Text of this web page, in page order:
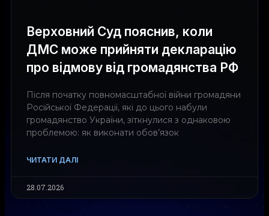
Верховний Суд пояснив, коли
ДМС може прийняти декларацію
про відмову від громадянства РФ
Після початку повномасштабної війни громадяни
Російської Федерації, які до цього набули
громадянство України, зіткнулися з однаковою
проблемою: як виконати обов’язок
ЧИТАТИ ДАЛІ
28.07.2026